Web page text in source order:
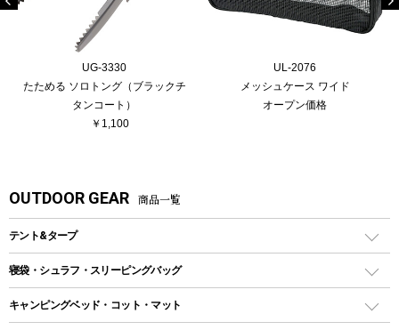
UG-3330
たためる ソロトング（ブラックチ
タンコート）
￥1,100
UL-2076
メッシュケース ワイド
オープン価格
OUTDOOR GEAR 商品一覧
テント&タープ
テント
ツールームテント
寝袋・シュラフ・スリーピングバッグ
レクタングラー型（封筒型）シュラフ
キャンピングベッド・コット・マット